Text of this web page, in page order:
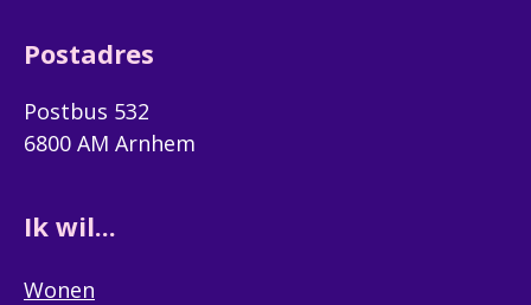
Postadres
Postbus 532
6800 AM Arnhem
Ik wil...
Wonen